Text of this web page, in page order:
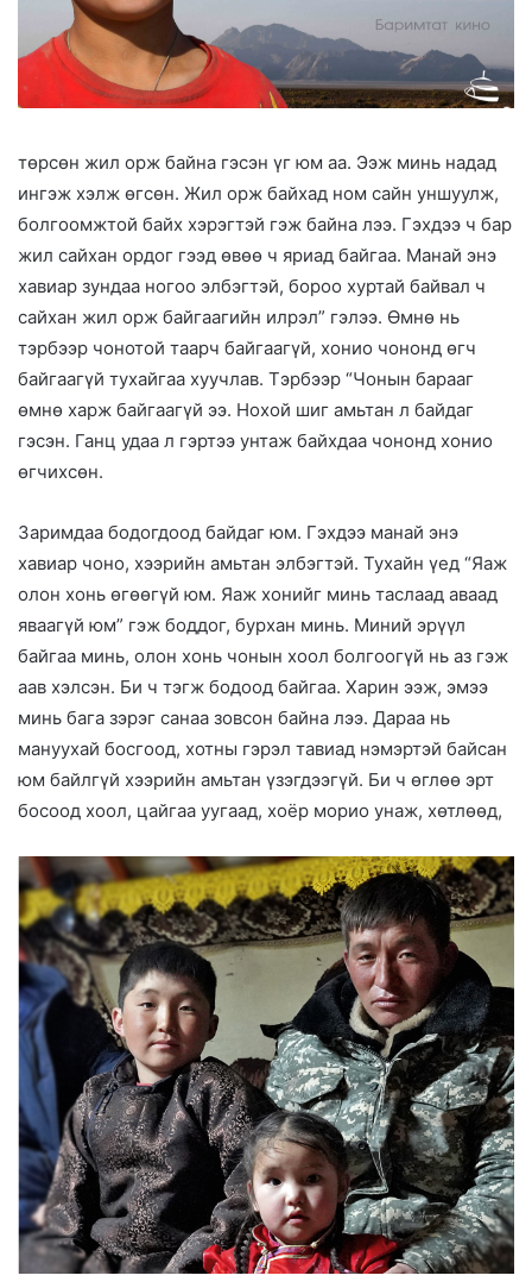
төрсөн жил орж байна гэсэн үг юм аа. Ээж минь надад
ингэж хэлж өгсөн. Жил орж байхад ном сайн уншуулж,
болгоомжтой байх хэрэгтэй гэж байна лээ. Гэхдээ ч бар
жил сайхан ордог гээд өвөө ч яриад байгаа. Манай энэ
хавиар зундаа ногоо элбэгтэй, бороо хуртай байвал ч
сайхан жил орж байгаагийн илрэл” гэлээ. Өмнө нь
тэрбээр чонотой таарч байгаагүй, хонио чононд өгч
байгаагүй тухайгаа хуучлав. Тэрбээр “Чонын барааг
өмнө харж байгаагүй ээ. Нохой шиг амьтан л байдаг
гэсэн. Ганц удаа л гэртээ унтаж байхдаа чононд хонио
өгчихсөн.
Заримдаа бодогдоод байдаг юм. Гэхдээ манай энэ
хавиар чоно, хээрийн амьтан элбэгтэй. Тухайн үед “Яаж
олон хонь өгөөгүй юм. Яаж хонийг минь таслаад аваад
яваагүй юм” гэж боддог, бурхан минь. Миний эрүүл
байгаа минь, олон хонь чонын хоол болгоогүй нь аз гэж
аав хэлсэн. Би ч тэгж бодоод байгаа. Харин ээж, эмээ
минь бага зэрэг санаа зовсон байна лээ. Дараа нь
мануухай босгоод, хотны гэрэл тавиад нэмэртэй байсан
юм байлгүй хээрийн амьтан үзэгдээгүй. Би ч өглөө эрт
босоод хоол, цайгаа уугаад, хоёр морио унаж, хөтлөөд,